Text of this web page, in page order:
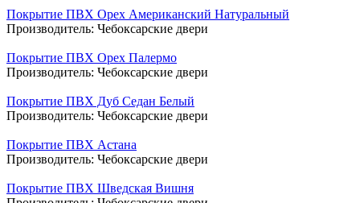
Покрытие ПВХ Орех Американский Натуральный
Производитель: Чебоксарские двери
Покрытие ПВХ Орех Палермо
Производитель: Чебоксарские двери
Покрытие ПВХ Дуб Седан Белый
Производитель: Чебоксарские двери
Покрытие ПВХ Астана
Производитель: Чебоксарские двери
Покрытие ПВХ Шведская Вишня